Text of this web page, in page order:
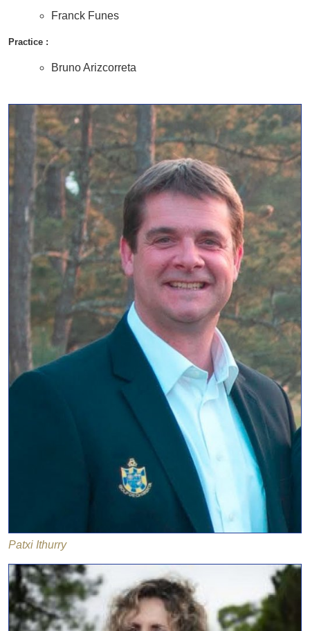
Franck Funes
Practice :
Bruno Arizcorreta
Patxi Ithurry